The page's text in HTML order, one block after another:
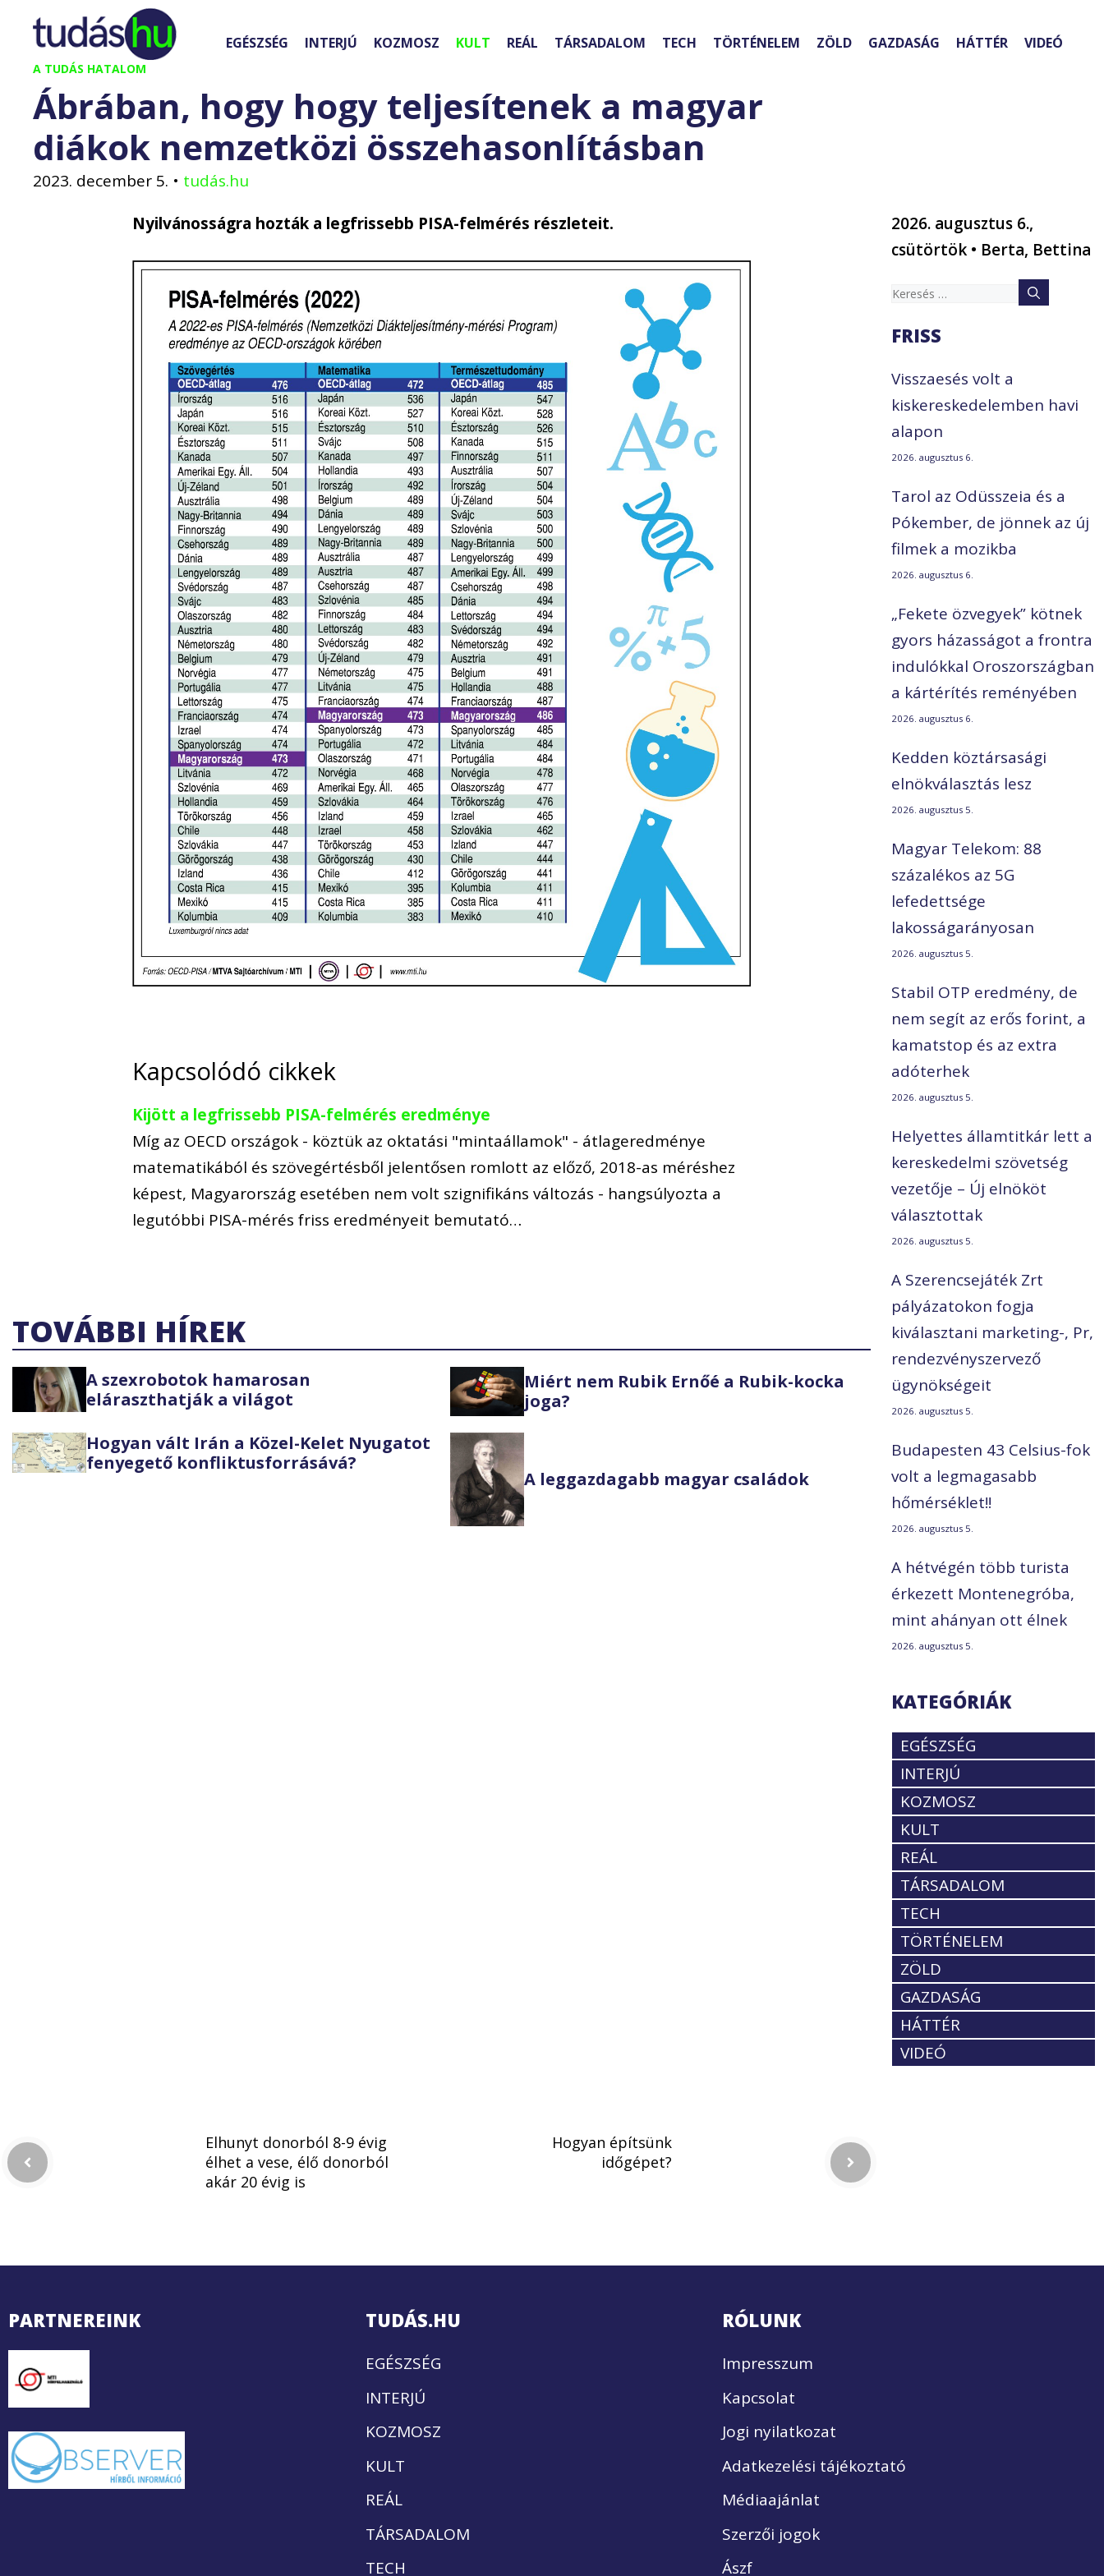
Kilépés
tartalomba
A TUDÁS HATALOM
EGÉSZSÉG INTERJÚ KOZMOSZ KULT REÁL TÁRSADALOM TECH TÖRTÉNELEM ZÖLD GAZDASÁG HÁTTÉR VIDEÓ
Ábrában, hogy hogy teljesítenek a magyar
diákok nemzetközi összehasonlításban
2023. december 5. • tudás.hu
Nyilvánosságra hozták a legfrissebb PISA-felmérés részleteit.
Kapcsolódó cikkek
Kijött a legfrissebb PISA-felmérés eredménye
Míg az OECD országok - köztük az oktatási "mintaállamok" - átlageredménye
matematikából és szövegértésből jelentősen romlott az előző, 2018-as méréshez
képest, Magyarország esetében nem volt szignifikáns változás - hangsúlyozta a
legutóbbi PISA-mérés friss eredményeit bemutató…
TOVÁBBI HÍREK
A szexrobotok hamarosan
eláraszthatják a világot
Miért nem Rubik Ernőé a Rubik-kocka
joga?
Hogyan vált Irán a Közel-Kelet Nyugatot
fenyegető konfliktusforrásává?
A leggazdagabb magyar családok
2026. augusztus 6.,
csütörtök • Berta, Bettina
Keresés:
FRISS
Visszaesés volt a
kiskereskedelemben havi
alapon
2026. augusztus 6.
Tarol az Odüsszeia és a
Pókember, de jönnek az új
filmek a mozikba
2026. augusztus 6.
„Fekete özvegyek” kötnek
gyors házasságot a frontra
indulókkal Oroszországban
a kártérítés reményében
2026. augusztus 6.
Kedden köztársasági
elnökválasztás lesz
2026. augusztus 5.
Magyar Telekom: 88
százalékos az 5G
lefedettsége
lakosságarányosan
2026. augusztus 5.
Stabil OTP eredmény, de
nem segít az erős forint, a
kamatstop és az extra
adóterhek
2026. augusztus 5.
Helyettes államtitkár lett a
kereskedelmi szövetség
vezetője – Új elnököt
választottak
2026. augusztus 5.
A Szerencsejáték Zrt
pályázatokon fogja
kiválasztani marketing-, Pr,
rendezvényszervező
ügynökségeit
2026. augusztus 5.
Budapesten 43 Celsius-fok
volt a legmagasabb
hőmérséklet!!
2026. augusztus 5.
A hétvégén több turista
érkezett Montenegróba,
mint ahányan ott élnek
2026. augusztus 5.
KATEGÓRIÁK
EGÉSZSÉG
INTERJÚ
KOZMOSZ
KULT
REÁL
TÁRSADALOM
TECH
TÖRTÉNELEM
ZÖLD
GAZDASÁG
HÁTTÉR
VIDEÓ
Elhunyt donorból 8-9 évig
élhet a vese, élő donorból
akár 20 évig is
Hogyan építsünk
időgépet?
PARTNEREINK TUDÁS.HU
EGÉSZSÉG
INTERJÚ
KOZMOSZ
KULT
REÁL
TÁRSADALOM
TECH
RÓLUNK
Impresszum
Kapcsolat
Jogi nyilatkozat
Adatkezelési tájékoztató
Médiaajánlat
Szerzői jogok
Ászf